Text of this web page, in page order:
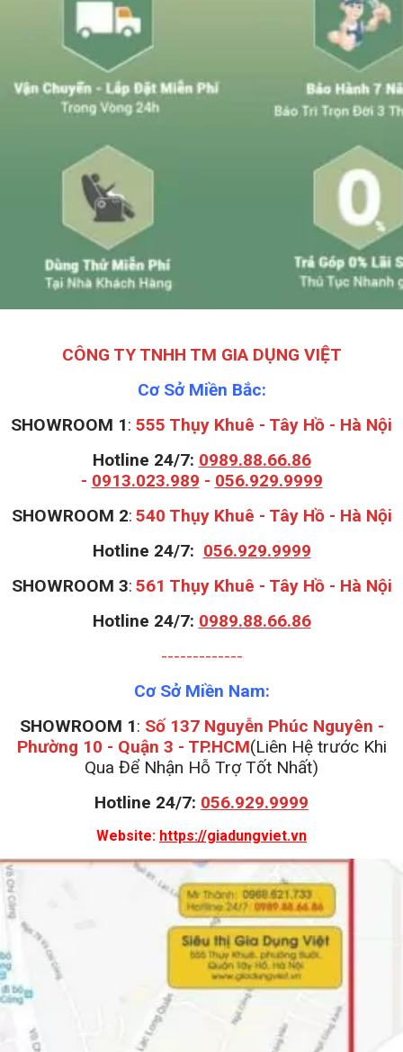
CÔNG TY TNHH TM GIA DỤNG VIỆT
Cơ Sở Miền Bắc:
SHOWROOM 1: 555 Thụy Khuê - Tây Hồ - Hà Nội
Hotline 24/7: 0989.88.66.86
- 0913.023.989 - 056.929.9999
SHOWROOM 2: 540 Thụy Khuê - Tây Hồ - Hà Nội
Hotline 24/7: 056.929.9999
SHOWROOM 3: 561 Thụy Khuê - Tây Hồ - Hà Nội
Hotline 24/7: 0989.88.66.86
-------------
Cơ Sở Miền Nam:
SHOWROOM 1: Số 137 Nguyễn Phúc Nguyên -
Phường 10 - Quận 3 - TP.HCM(Liên Hệ trước Khi
Qua Để Nhận Hỗ Trợ Tốt Nhất)
Hotline 24/7: 056.929.9999
Website: https://giadungviet.vn